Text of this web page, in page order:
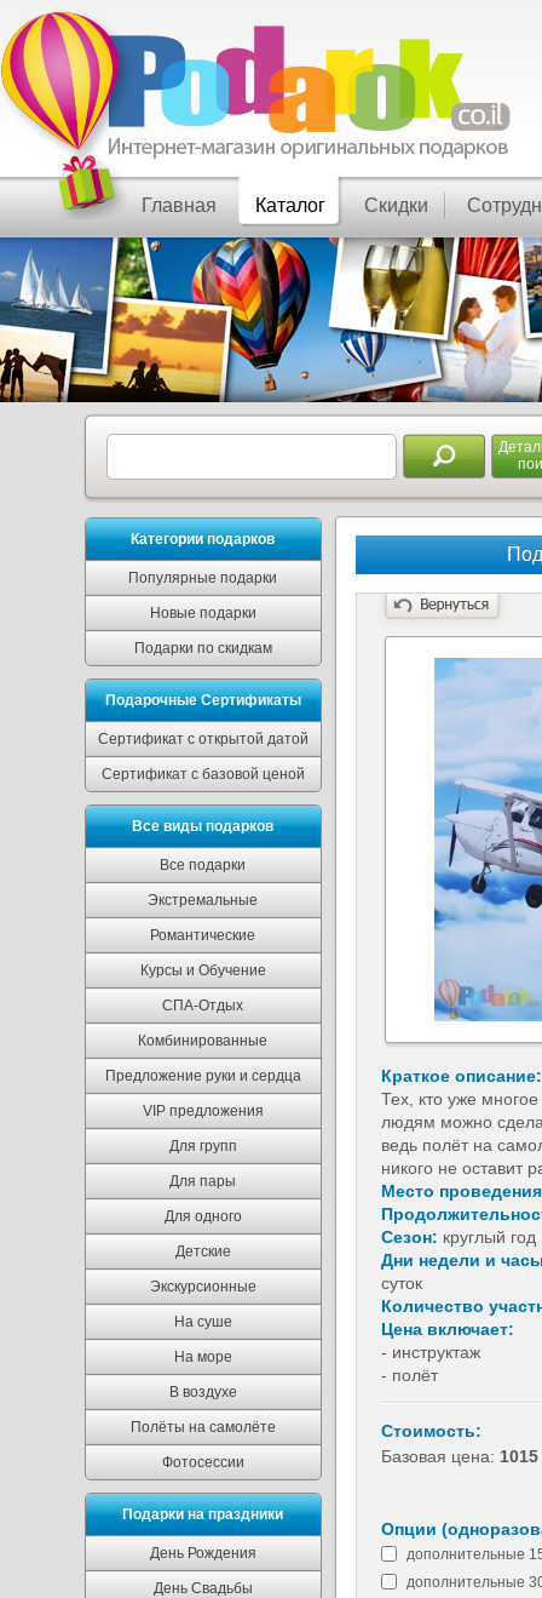
Главная Каталог Скидки
Категории подарков
Популярные подарки
Новые подарки
Подарки по скидкам
Подарочные Сертификаты
Сертификат с открытой датой
Сертификат с базовой ценой
Все виды подарков
Все подарки
Экстремальные
Романтические
Курсы и Обучение
СПА-Отдых
Комбинированные
Предложение руки и сердца
VIP предложения
Для групп
Для пары
Для одного
Детские
Экскурсионные
На суше
На море
В воздухе
Полёты на самолёте
Фотосессии
Подарки на праздники
День Рождения
День Свадьбы
Краткое описание:
Тех, кто уже
людям можно
ведь полёт на
никого не оставит
Место
Сезон: круглый год
Дни недели и
суток
Количество
Цена включает:
- инструктаж
- полёт
Стоимость:
Базовая цена:
Опции
дополнительные
дополнительные